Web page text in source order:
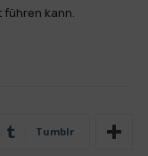
führen kann.
Tumblr